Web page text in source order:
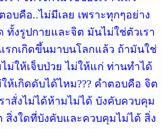
อบคือ..ไม่มีเลย เพราะทุกๆอย่าง
ทั้งรูปกายและจิต มันไม่ใช่ตัวเรา
รกเกิดขึ้นมาบนโลกแล้ว ถ้ามันใช่
ไม่ให้เจ็บป่วย ไม่ให้แก่ ท่านทำได้
ให้เกิดดับได้ไหม??? คำตอบคือ จิต
าสั่งไม่ได้ห้ามไม่ได้ บังคับควบคุม
สิ่งใดที่บังคับและควบคุมไม่ได้ สิ่ง